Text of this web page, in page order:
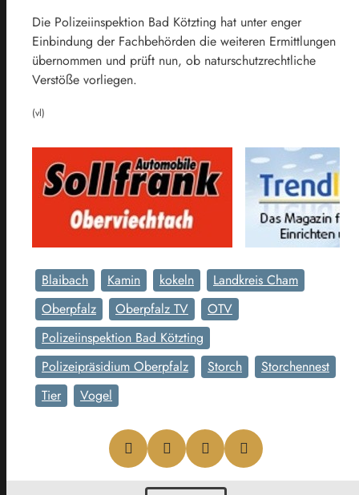
Die Polizeiinspektion Bad Kötzting hat unter enger
Einbindung der Fachbehörden die weiteren Ermittlungen
übernommen und prüft nun, ob naturschutzrechtliche
Verstöße vorliegen.
(vl)
Blaibach Kamin kokeln
Landkreis Cham
Oberpfalz
Oberpfalz TV
OTV
Polizeiinspektion Bad Kötzting
Polizeipräsidium Oberpfalz
Storch
Storchennest
Tier
Vogel